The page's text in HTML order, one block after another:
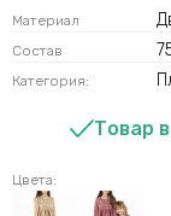
Материал
Состав
Категория:
Товар
Цвета: